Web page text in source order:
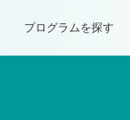
プログラムを探す